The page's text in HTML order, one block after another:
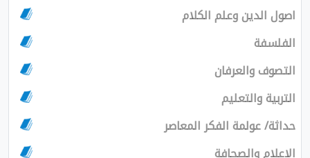
اصول الدين وعلم الكلام
الفلسفة
التصوف والعرفان
التربية والتعليم
حداثة/ عولمة الفكر المعاصر
الاعلام والصحافة